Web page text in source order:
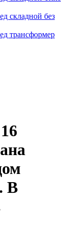
складной без
трансформер
В